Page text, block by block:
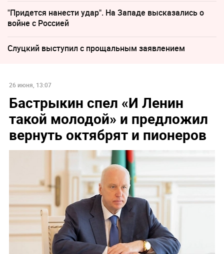
"Придется нанести удар". На Западе высказались о
войне с Россией
Слуцкий выступил с прощальным заявлением
26 июня, 13:07
Бастрыкин спел «И Ленин
такой молодой» и предложил
вернуть октябрят и пионеров